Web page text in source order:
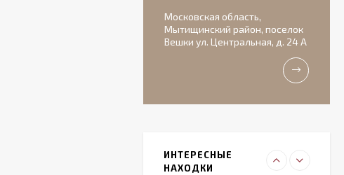
Московская область,
Мытищинский район, поселок
Вешки ул. Центральная, д. 24 А
ИНТЕРЕСНЫЕ
НАХОДКИ
Очаровательные
Идеальное состояние.
фарфоровый
светильник
27 000